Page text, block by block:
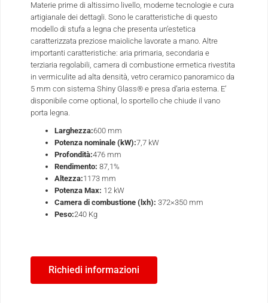
Materie prime di altissimo livello, moderne tecnologie e cura
artigianale dei dettagli. Sono le caratteristiche di questo
modello di stufa a legna che presenta un’estetica
caratterizzata preziose maioliche lavorate a mano. Altre
importanti caratteristiche: aria primaria, secondaria e
terziaria regolabili, camera di combustione ermetica rivestita
in vermiculite ad alta densità, vetro ceramico panoramico da
5 mm con sistema Shiny Glass® e presa d’aria esterna. E’
disponibile come optional, lo sportello che chiude il vano
porta legna.
Larghezza:600 mm
Potenza nominale (kW):7,7 kW
Profondità:476 mm
Rendimento: 87,1%
Altezza:1173 mm
Potenza Max: 12 kW
Camera di combustione (lxh): 372×350 mm
Peso:240 Kg
Richiedi informazioni